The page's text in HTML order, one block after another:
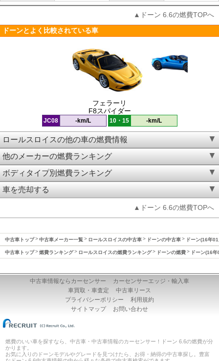
▲ドーン 6.6の燃費TOPへ
ドーンとよく比較されている車
フェラーリ
F8スパイダー
JC08 -km/L 10・15 -km/L
ロールスロイスの他の車の燃費情報
他のメーカーの燃費ランキング
ボディタイプ別燃費ランキング
車を売却する
▲ドーン 6.6の燃費TOPへ
中古車トップ 中古車メーカー一覧 ロールスロイスの中古車 ドーンの中古車 ドーン(16年
中古車トップ 燃費ランキング ロールスロイスの燃費ランキング ドーンの燃費 ドーン(16
中古車情報ならカーセンサー
カーセンサーエッジ・輸入車
車買取・車査定
中古車リース
プライバシーポリシー
利用規約
サイトマップ
お問い合わせ
燃費のいい車を探すなら、中古車・中古車情報のカーセンサー！ドーン 6.6の燃費が分
かります。
お気に入りのドーンモデルやグレードを見つけたら、お得・納得の中古車探し。豊富